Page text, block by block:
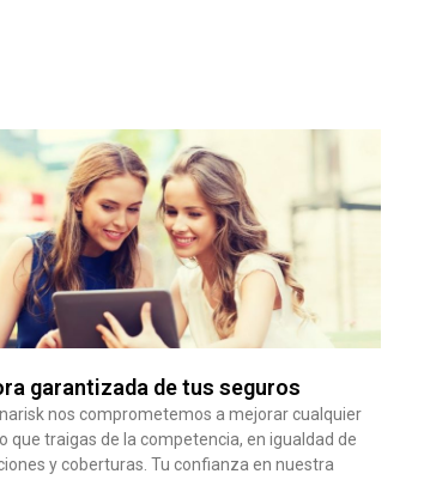
garantizada de tus seguros
nos comprometemos a mejorar cualquier
que traigas de la competencia, en igualdad de
y coberturas. Tu confianza en nuestra